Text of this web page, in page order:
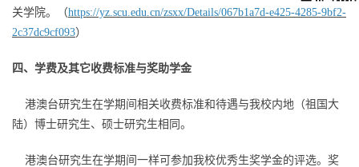
关学院。（https://yz.scu.edu.cn/zsxx/Details/067b1a7d-e425-4285-9bf2-
2c37dc9cf093）
四、学费及其它收费标准与奖助学金
港澳台研究生在学期间相关收费标准和待遇与我校内地（祖国大
陆）博士研究生、硕士研究生相同。
港澳台研究生在学期间一样可参加我校优秀生奖学金的评选。奖